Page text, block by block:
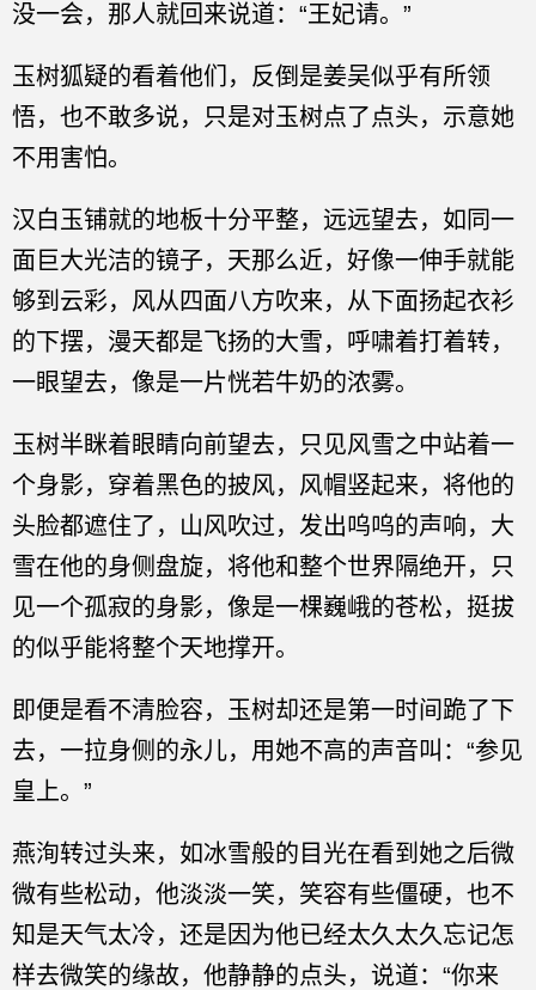
没一会，那人就回来说道：“王妃请。”
玉树狐疑的看着他们，反倒是姜吴似乎有所领
悟，也不敢多说，只是对玉树点了点头，示意她
不用害怕。
汉白玉铺就的地板十分平整，远远望去，如同一
面巨大光洁的镜子，天那么近，好像一伸手就能
够到云彩，风从四面八方吹来，从下面扬起衣衫
的下摆，漫天都是飞扬的大雪，呼啸着打着转，
一眼望去，像是一片恍若牛奶的浓雾。
玉树半眯着眼睛向前望去，只见风雪之中站着一
个身影，穿着黑色的披风，风帽竖起来，将他的
头脸都遮住了，山风吹过，发出呜呜的声响，大
雪在他的身侧盘旋，将他和整个世界隔绝开，只
见一个孤寂的身影，像是一棵巍峨的苍松，挺拔
的似乎能将整个天地撑开。
即便是看不清脸容，玉树却还是第一时间跪了下
去，一拉身侧的永儿，用她不高的声音叫：“参见
皇上。”
燕洵转过头来，如冰雪般的目光在看到她之后微
微有些松动，他淡淡一笑，笑容有些僵硬，也不
知是天气太冷，还是因为他已经太久太久忘记怎
样去微笑的缘故，他静静的点头，说道：“你来